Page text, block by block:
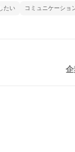
たい コミュニケーショ